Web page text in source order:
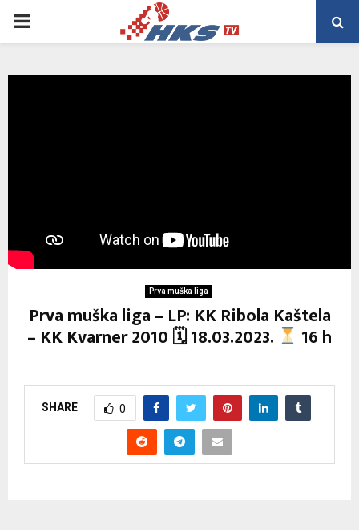
PRIMARY
Prva muška liga
Prva muška liga – LP: KK Ribola Kaštela
– KK Kvarner 2010 🗓 18.03.2023. 16 h
SHARE 0